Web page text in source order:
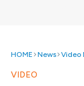
HOME News Video
VIDEO